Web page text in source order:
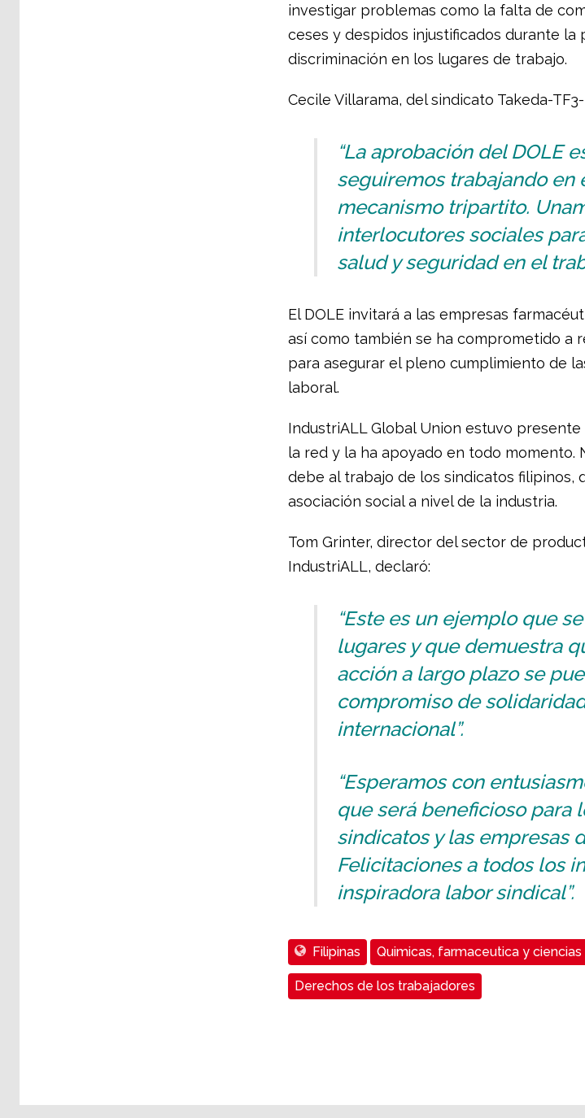
investigar problemas como la falta de
ceses y despidos injustificados durante la
discriminación en los lugares de trabajo.
Cecile Villarama, del sindicato Takeda-
“La aprobación del DOLE
seguiremos trabajando en
mecanismo tripartito.
interlocutores sociales
salud y seguridad en el
El DOLE invitará a las empresas
así como también se ha comprometido a
para asegurar el pleno cumplimiento de
laboral.
IndustriALL Global Union estuvo
la red y la ha apoyado en todo momento.
debe al trabajo de los sindicatos filipinos,
asociación social a nivel de la industria.
Tom Grinter, director del sector de
IndustriALL, declaró:
“Este es un ejemplo que
lugares y que demuestra
acción a largo plazo se
compromiso de
internacional”.
“Esperamos con
que será beneficioso para
sindicatos y las empresas
Felicitaciones a todos los
inspiradora labor sindical”.
Filipinas Quimicas, farmaceutica y
Derechos de los trabajadores